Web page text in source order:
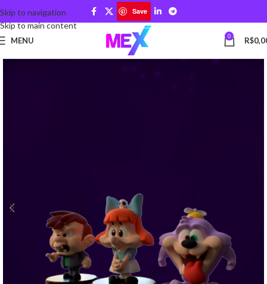
Skip to navigation
Skip to main content
Save
MENU 0 R$